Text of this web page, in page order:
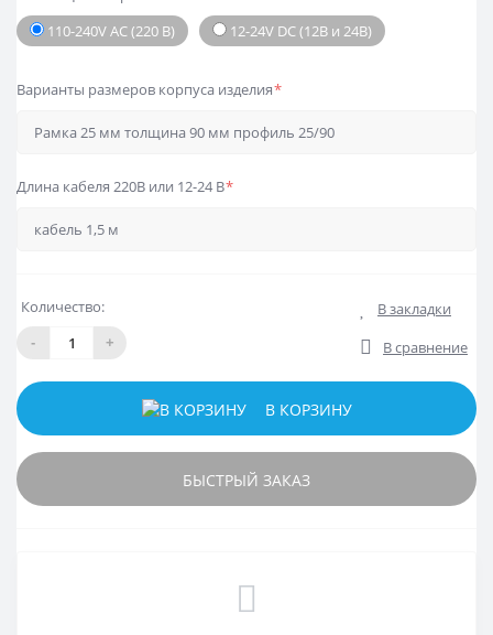
110-240V AC (220 В)
12-24V DC (12В и 24В)
Варианты размеров корпуса изделия*
Длина кабеля 220В или 12-24 В*
Количество:
- +
В закладки
В сравнение
В КОРЗИНУ
БЫСТРЫЙ ЗАКАЗ